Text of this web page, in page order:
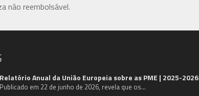
não reembolsável.
Relatório Anual da União Europeia sobre as PME | 2025-2026
Publicado em 22 de junho de 2026, revela que os…